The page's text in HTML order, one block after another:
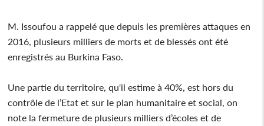
M. Issoufou a rappelé que depuis les premières attaques en
2016, plusieurs milliers de morts et de blessés ont été
enregistrés au Burkina Faso.
Une partie du territoire, qu'il estime à 40%, est hors du
contrôle de l’Etat et sur le plan humanitaire et social, on
note la fermeture de plusieurs milliers d’écoles et de